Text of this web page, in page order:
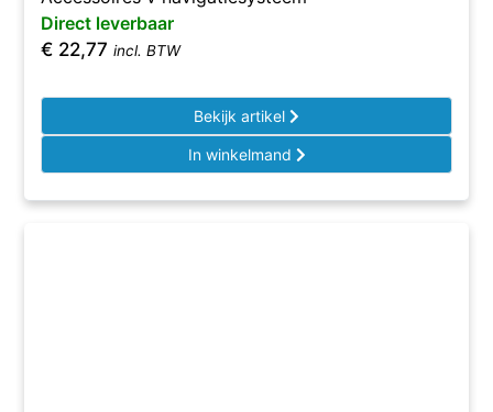
Direct leverbaar
€ 22,77 incl. BTW
Bekijk artikel
In winkelmand